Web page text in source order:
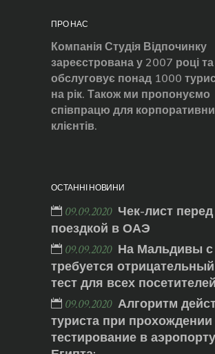
ПРО НАС
Компанія Студія Відпочинку
зареєстрована у 2007 році та
обслуговує понад 1000
на рік. Також ми пропонуємо
співпрацю для
клієнтів.
ОСТАННІ НОВИНИ
09.09.2020 Чек-лист перед
поездкой в ОАЭ
09.09.2020 На Мальдивы с
требуется
тест для всех посетителей
09.09.2020 Алгоритм
туриста при
тестирование в аэропорту